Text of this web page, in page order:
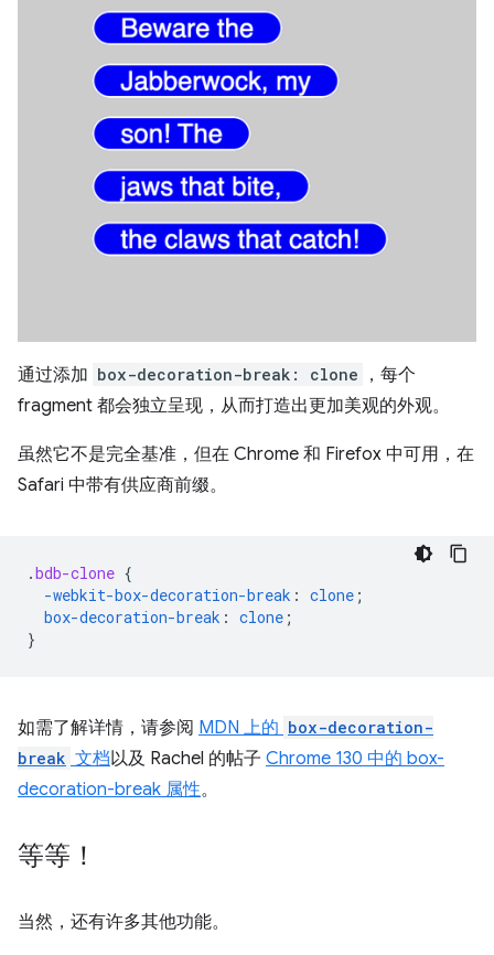
通过添加 box-decoration-break: clone
，每个
fragment 都会独立呈现，从而打造出更加美观的外观。
虽然它不是完全基准，但在 Chrome 和 Firefox 中可用，在
Safari 中带有供应商前缀。
.bdb-clone {
-webkit-box-decoration-break : clone ;
box-decoration-break : clone ;
}
如需了解详情，请参阅 MDN 上的 box-decoration-
break 文档以及 Rachel 的帖子 Chrome 130 中的 box-
decoration-break 属性。
等等！
当然，还有许多其他功能。